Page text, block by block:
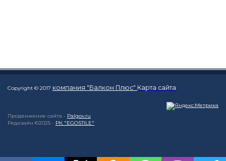
Copyright © 2017 компания "Балкон Плюс" Карта сайта
Продвижение сайта - Palgov.ru
Редизайн ©2025 - РК "EGOSTILE"